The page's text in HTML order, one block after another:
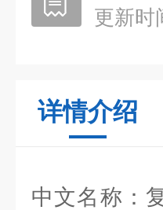
更新时
详情介绍
中文名称：